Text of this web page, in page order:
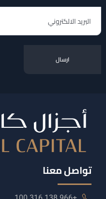
تواصل معنا